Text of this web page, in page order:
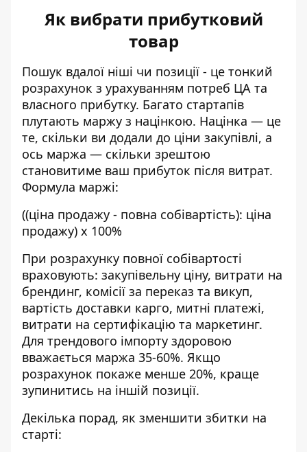
Як вибрати прибутковий
товар
Пошук вдалої ніші чи позиції - це тонкий
розрахунок з урахуванням потреб ЦА та
власного прибутку. Багато стартапів
плутають маржу з націнкою. Націнка — це
те, скільки ви додали до ціни закупівлі, а
ось маржа — скільки зрештою
становитиме ваш прибуток після витрат.
Формула маржі:
((ціна продажу - повна собівартість): ціна
продажу) х 100%
При розрахунку повної собівартості
враховують: закупівельну ціну, витрати на
брендинг, комісії за переказ та викуп,
вартість доставки карго, митні платежі,
витрати на сертифікацію та маркетинг.
Для трендового імпорту здоровою
вважається маржа 35-60%. Якщо
розрахунок покаже менше 20%, краще
зупинитись на іншій позиції.
Декілька порад, як зменшити збитки на
старті: